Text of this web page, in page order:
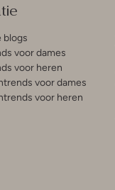
blogs
voor dames
voor heren
voor dames
voor heren